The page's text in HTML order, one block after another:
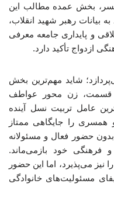
بخش عمده مطالب این
بیانات رهبر شهید انقلاب،
و پایداری جامعه معرفی
ازدواج تأکید دارد.
شاید مهم‌ترین بخش
قسمت، زن محور عواطف
عامل تربیت نسل آینده
را جایگاهی ممتاز
حضور فعال و مسئولانه
فرهنگی خود بازمی‌ماند.
می‌پذیرد، اما این حضور
مسئولیت‌های خانوادگی